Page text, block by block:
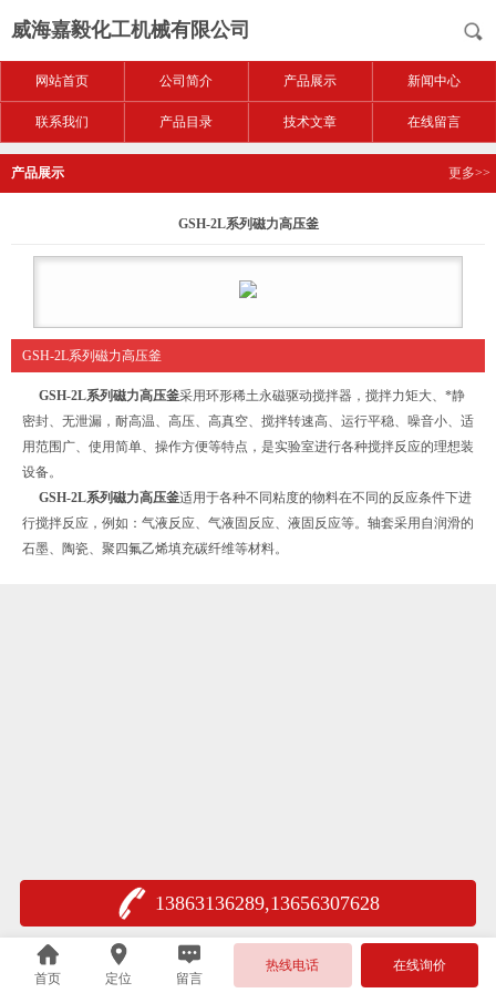
威海嘉毅化工机械有限公司
网站首页 公司简介 产品展示 新闻中心
联系我们 产品目录 技术文章 在线留言
产品展示 更多>>
GSH-2L系列磁力高压釜
GSH-2L系列磁力高压釜
GSH-2L系列磁力高压釜采用环形稀土永磁驱动搅拌器，搅拌力矩大、*静
密封、无泄漏，耐高温、高压、高真空、搅拌转速高、运行平稳、噪音小、适
用范围广、使用简单、操作方便等特点，是实验室进行各种搅拌反应的理想装
设备。
GSH-2L系列磁力高压釜适用于各种不同粘度的物料在不同的反应条件下进
行搅拌反应，例如：气液反应、气液固反应、液固反应等。轴套采用自润滑的
石墨、陶瓷、聚四氟乙烯填充碳纤维等材料。
13863136289,13656307628
首页 定位 留言
热线电话 在线询价